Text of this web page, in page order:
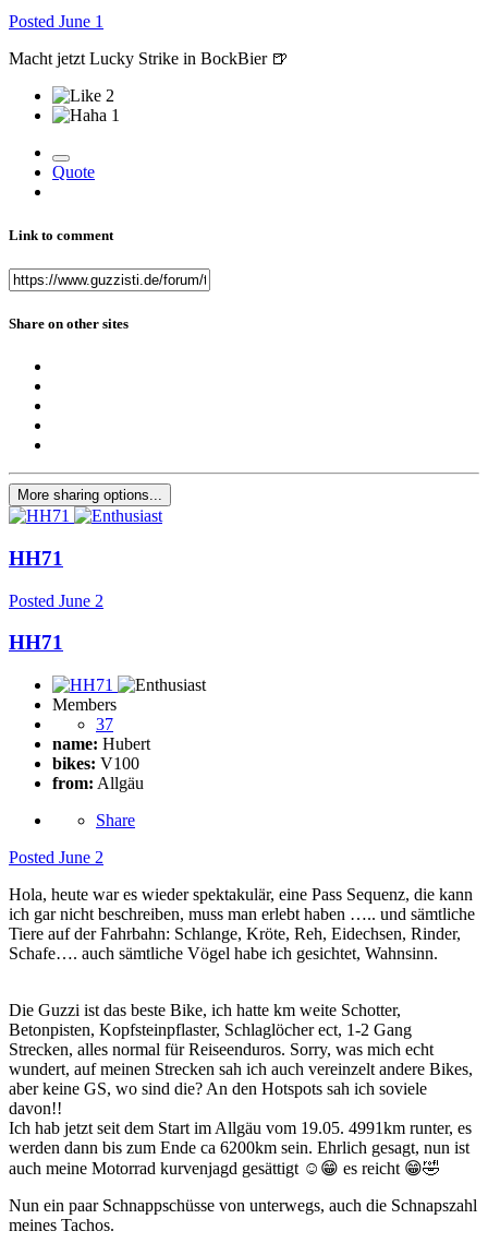
Posted June 1
Macht jetzt Lucky Strike in BockBier 🍺
2
1
Quote
Link to comment
Share on other sites
More sharing options...
HH71
Posted June 2
HH71
Members
37
name: Hubert
bikes: V100
from: Allgäu
Share
Posted June 2
Hola, heute war es wieder spektakulär, eine Pass Sequenz, die kann
ich gar nicht beschreiben, muss man erlebt haben ….. und sämtliche
Tiere auf der Fahrbahn: Schlange, Kröte, Reh, Eidechsen, Rinder,
Schafe…. auch sämtliche Vögel habe ich gesichtet, Wahnsinn.
Die Guzzi ist das beste Bike, ich hatte km weite Schotter,
Betonpisten, Kopfsteinpflaster, Schlaglöcher ect, 1-2 Gang
Strecken, alles normal für Reiseenduros. Sorry, was mich echt
wundert, auf meinen Strecken sah ich auch vereinzelt andere Bikes,
aber keine GS, wo sind die? An den Hotspots sah ich soviele
davon!!
Ich hab jetzt seit dem Start im Allgäu vom 19.05. 4991km runter, es
werden dann bis zum Ende ca 6200km sein. Ehrlich gesagt, nun ist
auch meine Motorrad kurvenjagd gesättigt ☺️ 😁 es reicht 😁🤣
Nun ein paar Schnappschüsse von unterwegs, auch die Schnapszahl
meines Tachos.